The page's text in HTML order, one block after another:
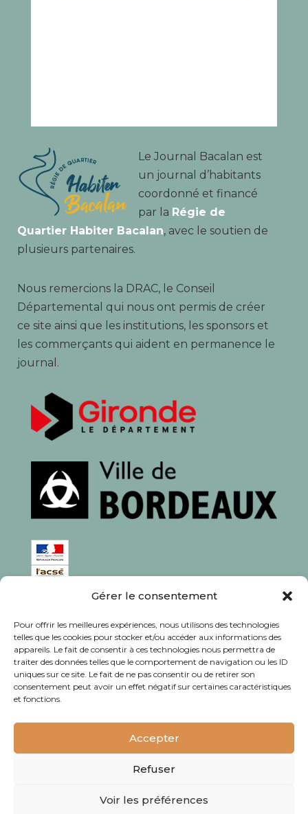
Gérer le consentement
Pour offrir les meilleures expériences, nous utilisons des technologies
telles que les cookies pour stocker et/ou accéder aux informations des
appareils. Le fait de consentir à ces technologies nous permettra de
traiter des données telles que le comportement de navigation ou les ID
uniques sur ce site. Le fait de ne pas consentir ou de retirer son
consentement peut avoir un effet négatif sur certaines caractéristiques
et fonctions.
Accepter
Refuser
Voir les préférences
Le Journal Bacalan est
un journal d’habitants
coordonné et financé
par la Régie de
Quartier Habiter Bacalan, avec le soutien de
plusieurs partenaires.
Nous remercions la DRAC, le Conseil
Départemental qui nous ont permis de créer
ce site ainsi que les institutions, les sponsors et
les commerçants qui aident en permanence le
journal.
Rédaction, photos et corrections : habitants et
associations du quartier
Mentions légales